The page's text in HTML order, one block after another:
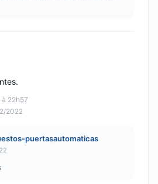
22h57
2022
puertasautomaticas